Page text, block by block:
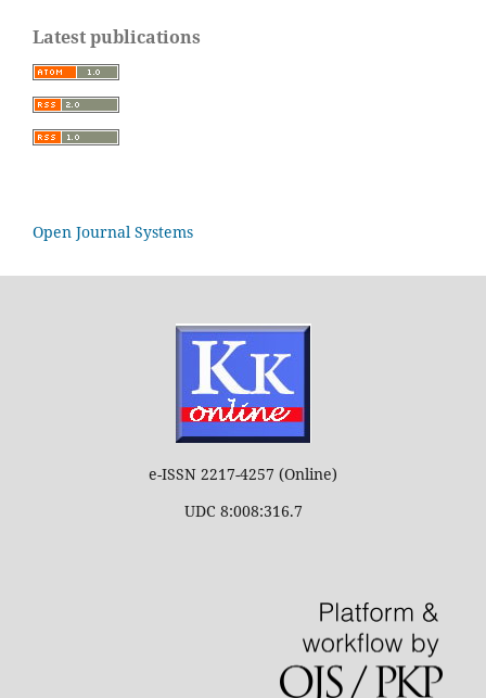
Latest publications
Open Journal Systems
e-ISSN 2217-4257 (Online)
UDC 8:008:316.7